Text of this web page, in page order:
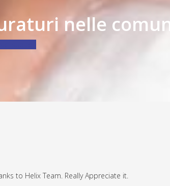
nelle
to Helix Team. Really Appreciate it.